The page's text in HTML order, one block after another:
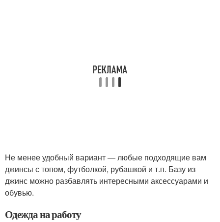
Не менее удобный вариант — любые подходящие вам
джинсы с топом, футболкой, рубашкой и т.п. Базу из
джинс можно разбавлять интересными аксессуарами и
обувью.
Одежда на работу